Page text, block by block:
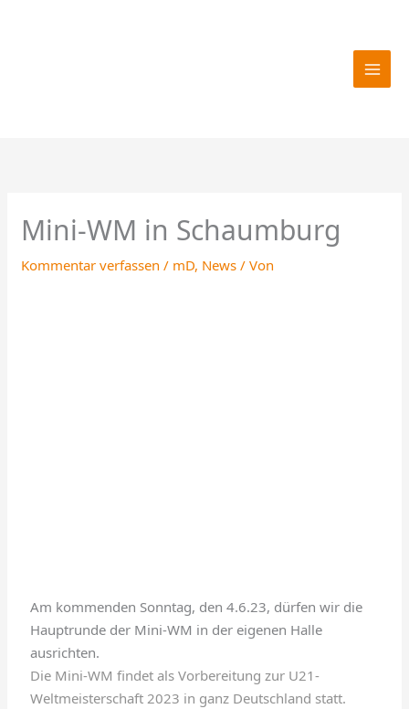
Mini-WM in Schaumburg
Kommentar verfassen / mD, News / Von
Am kommenden Sonntag, den 4.6.23, dürfen wir die
Hauptrunde der Mini-WM in der eigenen Halle
ausrichten.
Die Mini-WM findet als Vorbereitung zur U21-
Weltmeisterschaft 2023 in ganz Deutschland statt.